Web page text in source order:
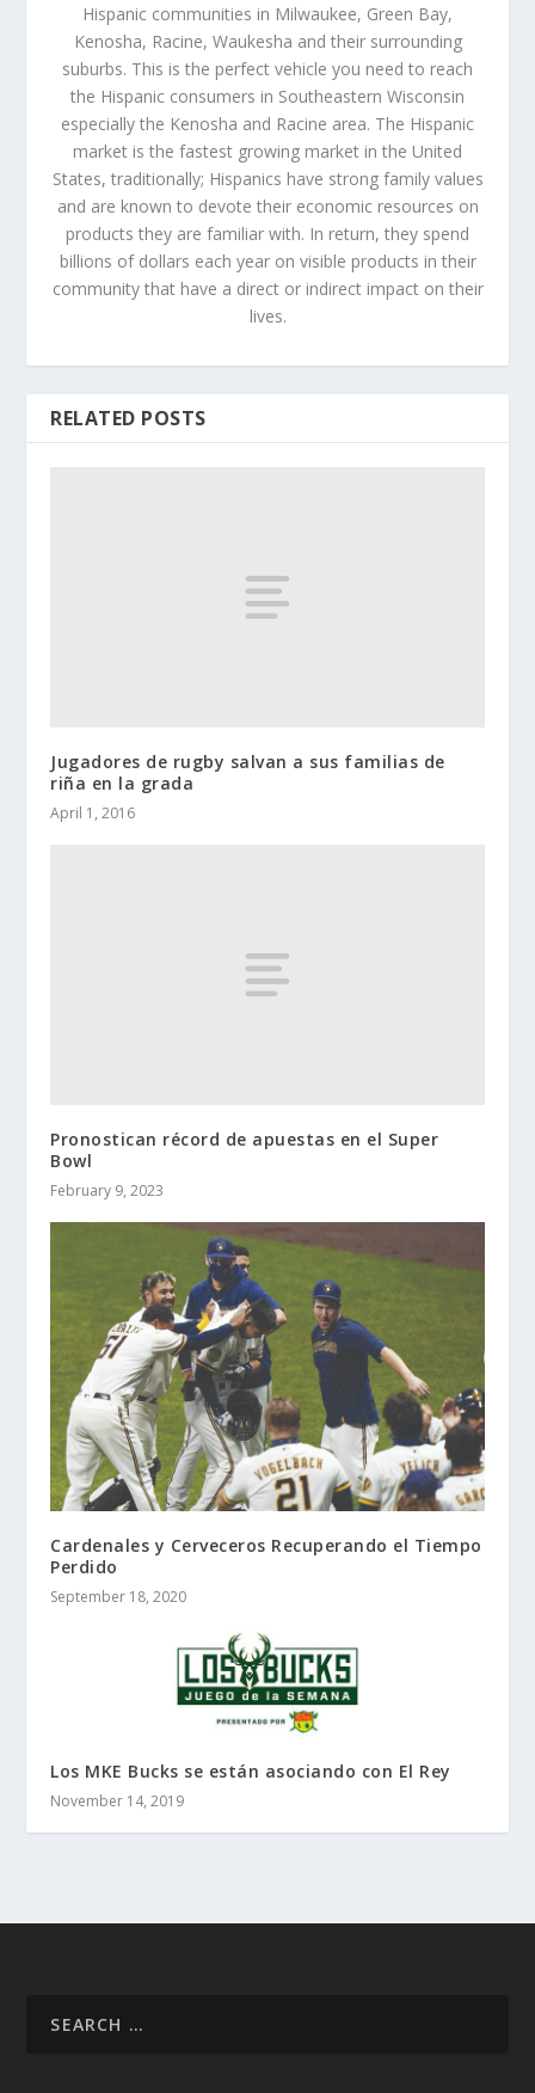
Hispanic communities in Milwaukee, Green Bay,
Kenosha, Racine, Waukesha and their surrounding
suburbs. This is the perfect vehicle you need to reach
the Hispanic consumers in Southeastern Wisconsin
especially the Kenosha and Racine area. The Hispanic
market is the fastest growing market in the United
States, traditionally; Hispanics have strong family values
and are known to devote their economic resources on
products they are familiar with. In return, they spend
billions of dollars each year on visible products in their
community that have a direct or indirect impact on their
lives.
RELATED POSTS
Jugadores de rugby salvan a sus familias de
riña en la grada
April 1, 2016
Pronostican récord de apuestas en el Super
Bowl
February 9, 2023
Cardenales y Cerveceros Recuperando el Tiempo
Perdido
September 18, 2020
Los MKE Bucks se están asociando con El Rey
November 14, 2019